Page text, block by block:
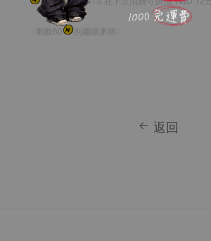
〈剩餘60 則繼續累積〉
返回